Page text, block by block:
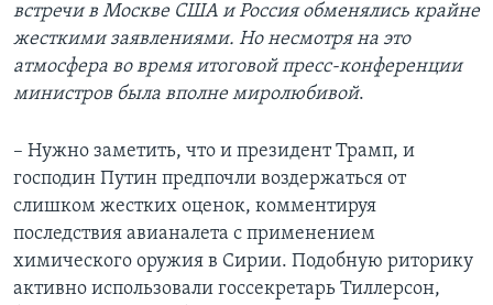
встречи в Москве США и Россия обменялись крайне
жесткими заявлениями. Но несмотря на это
атмосфера во время итоговой пресс-конференции
министров была вполне миролюбивой.
– Нужно заметить, что и президент Трамп, и
господин Путин предпочли воздержаться от
слишком жестких оценок, комментируя
последствия авианалета с применением
химического оружия в Сирии. Подобную риторику
активно использовали госсекретарь Тиллерсон,